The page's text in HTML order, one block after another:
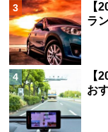
3
【
ラ
4
【
お